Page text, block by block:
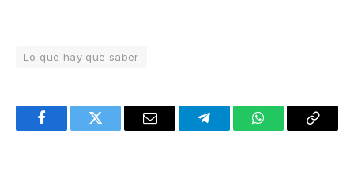
Lo que hay que saber
FacebookTwitter Email TelegramWhatsAppCopy